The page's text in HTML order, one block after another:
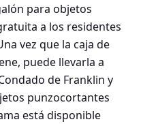
para objetos
a los residentes
vez que la caja de
puede llevarla a
de Franklin y
punzocortantes
está disponible